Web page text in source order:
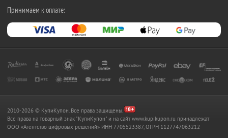
Принимаем к оплате:
2010-2026 © КупиКупон. Все права защищены.
Все права на товарный знак "КупиКупон" и на сайт www.kupikupon.ru принадлежат
OOO «Агентство цифровых решений» ИНН 7705523387, ОГРН 1127747063212